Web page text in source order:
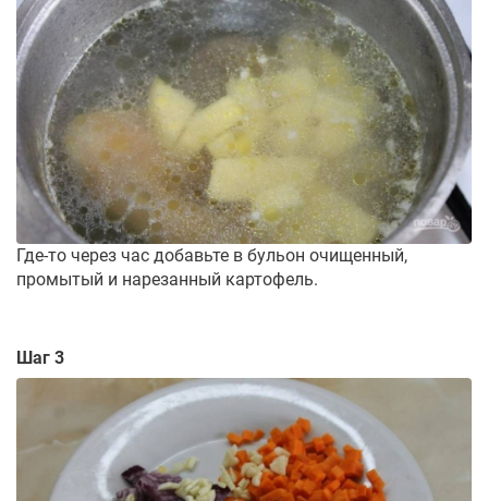
Где-то через час добавьте в бульон очищенный,
промытый и нарезанный картофель.
Шаг 3